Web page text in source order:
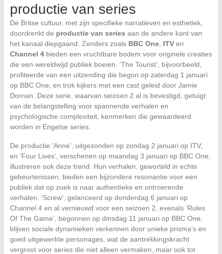
productie van series
De Britse cultuur, met zijn specifieke narratieven en esthetiek,
doordrenkt de productie van series aan de andere kant van
het kanaal diepgaand. Zenders zoals BBC One, ITVen
Channel 4bieden een vruchtbare bodem voor originele creaties
die een wereldwijd publiek boeien. ‘The Tourist’, bijvoorbeeld,
profiteerde van een uitzending die begon op zaterdag 1 januari
op BBC One, en trok kijkers met een cast geleid door Jamie
Dornan. Deze serie, waarvan seizoen 2 al is bevestigd, getuigt
van de belangstelling voor spannende verhalen en
psychologische complexiteit, kenmerken die gewaardeerd
worden in Engelse series.
De productie ‘Anne’, uitgezonden op zondag 2 januari op ITV,
en ‘Four Lives’, verschenen op maandag 3 januari op BBC One,
illustreren ook deze trend. Hun verhalen, geworteld in echte
gebeurtenissen, bieden een bijzondere resonantie voor een
publiek dat op zoek is naar authentieke en ontroerende
verhalen. ‘Screw’, gelanceerd op donderdag 6 januari op
Channel 4 en al vernieuwd voor een seizoen 2, evenals ‘Rules
Of The Game’, begonnen op dinsdag 11 januari op BBC One,
blijven sociale dynamieken verkennen door unieke prisma’s en
goed uitgewerkte personages, wat de aantrekkingskracht
vergroot voor series die niet alleen vermaken, maar ook tot